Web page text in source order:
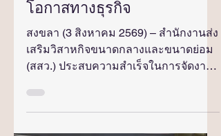
เศรษฐกิจหมุนเวียนกว่า 5 ล้าน
บาท หนุน SMEs ภาคใต้ขยาย
โอกาสทางธุรกิจ
เสริมวิสาหกิจขนาดกลางและขนาดย่อม
(สสว.) ประสบความสำเร็จในการจัดงาน